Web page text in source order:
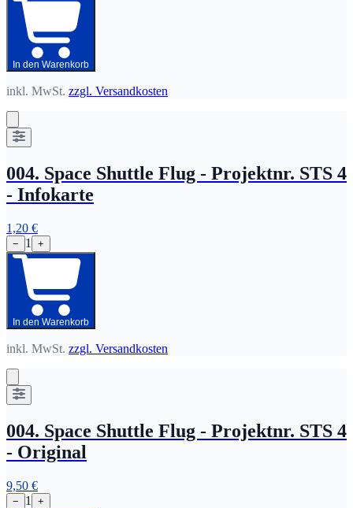
In den Warenkorb
inkl. MwSt. zzgl. Versandkosten
004. Space Shuttle Flug - Projektnr. STS 4
- Infokarte
1,20 €
− 1 +
In den Warenkorb
inkl. MwSt. zzgl. Versandkosten
004. Space Shuttle Flug - Projektnr. STS 4
- Original
9,50 €
− 1 +